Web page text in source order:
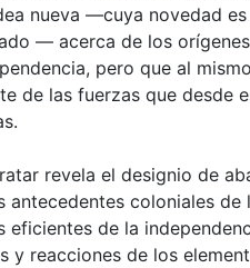
nueva —cuya novedad
— acerca de los
pero que al
de las fuerzas que desde
revela el designio de
coloniales de
eficientes de la
y reacciones de los